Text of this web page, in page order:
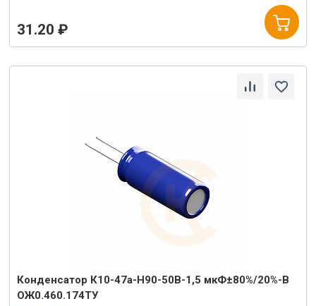
31.20 ₽
Конденсатор К10-47а-Н90-50В-1,5 мкФ±80%/20%-В
ОЖ0.460.174ТУ